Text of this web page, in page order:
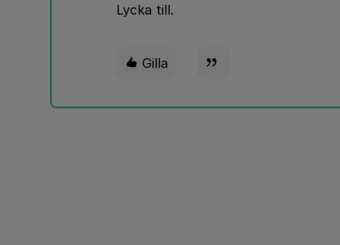
Lycka till.
Gilla